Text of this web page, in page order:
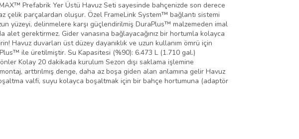
Prefabrik Yer Üstü Havuz Seti sayesinde bahçenizde son derece
çelik parçalardan oluşur. Özel FrameLink System™ bağlantı sistemi
yüzeyi, delinmelere karşı güçlendirilmiş DuraPlus™ malzemeden imal
alet gerektirmez. Gider vanasına bağlayacağınız bir hortumla kolayca
duvarları üst düzey dayanıklık ve uzun kullanım ömrü için
ile üretilmiştir. Su Kapasitesi (%90): 6.473 L (1.710 gal.)
Kolay 20 dakikada kurulum Sezon dışı saklama işlemine
arttırılmış denge, daha az boşa giden alan anlamına gelir Havuz
valfi, suyu kolayca boşaltmak için bir bahçe hortumuna (adaptör